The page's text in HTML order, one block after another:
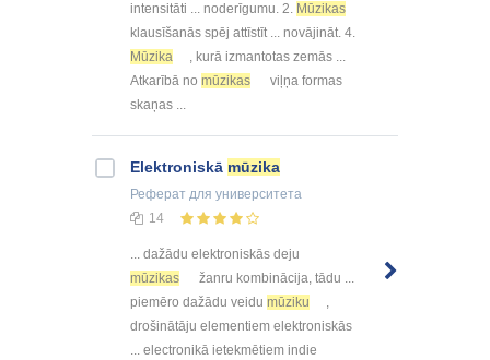
intensitāti ... noderīgumu. 2. Mūzikas
klausīšanās spēj attīstīt ... novājināt. 4.
Mūzika
, kurā izmantotas zemās ...
Atkarībā no mūzikas
viļņa formas
skaņas ...
Elektroniskā mūzika
Реферат для университета
14
... dažādu elektroniskās deju
mūzikas
žanru kombinācija, tādu ...
piemēro dažādu veidu mūziku
,
drošinātāju elementiem elektroniskās
... electronikā ietekmētiem indie